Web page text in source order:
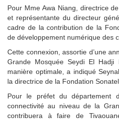
Pour Mme Awa Niang, directrice
et représentante du directeur
cadre de la contribution de la
de développement numérique des
Cette connexion, assortie d’une
Grande Mosquée Seydi El
manière optimale, a indiqué
la directrice de la Fondation
Pour le préfet du département
connectivité au niveau de la
contribuera à faire de